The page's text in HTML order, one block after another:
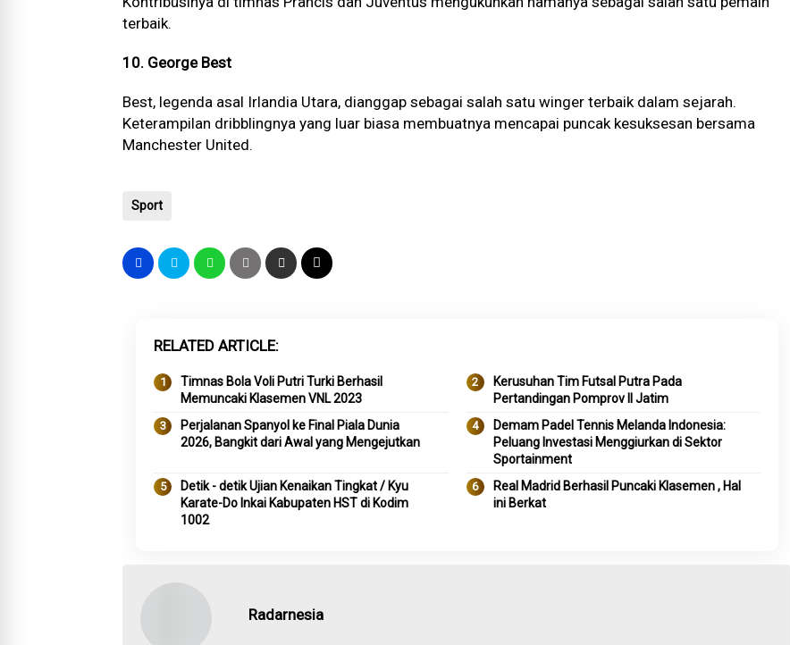
terbaik.
10. George Best
Best, legenda asal Irlandia Utara, dianggap sebagai salah satu winger terbaik dalam sejarah.
Keterampilan dribblingnya yang luar biasa membuatnya mencapai puncak kesuksesan bersama
Manchester United.
Sport
RELATED ARTICLE
Timnas Bola Voli Putri Turki Berhasil
Memuncaki Klasemen VNL 2023
Kerusuhan Tim Futsal Putra Pada
Pertandingan Pomprov II Jatim
Perjalanan Spanyol ke Final Piala Dunia
2026, Bangkit dari Awal yang Mengejutkan
Demam Padel Tennis Melanda Indonesia:
Peluang Investasi Menggiurkan di Sektor
Sportainment
Detik - detik Ujian Kenaikan Tingkat / Kyu
Karate-Do Inkai Kabupaten HST di Kodim
1002
Real Madrid Berhasil Puncaki Klasemen , Hal
ini Berkat
Radarnesia